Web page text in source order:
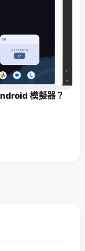
模擬器？